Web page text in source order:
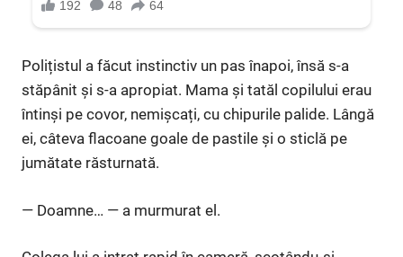
Polițistul a făcut instinctiv un pas înapoi, însă s-a
stăpânit și s-a apropiat. Mama și tatăl copilului erau
întinși pe covor, nemișcați, cu chipurile palide. Lângă
ei, câteva flacoane goale de pastile și o sticlă pe
jumătate răsturnată.
— Doamne… — a murmurat el.